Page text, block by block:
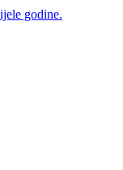
godine.